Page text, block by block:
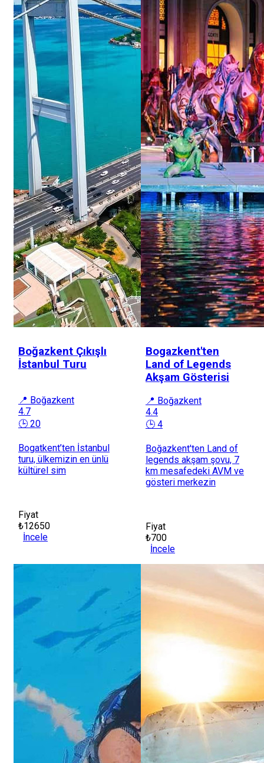
Boğazkent Çıkışlı
İstanbul Turu
📍 Boğazkent
4.7
🕒 20
Bogatkent’ten İstanbul
turu, ülkemizin en ünlü
kültürel sim
Fiyat
₺12650
İncele
Bogazkent'ten
Land of Legends
Akşam Gösterisi
📍 Boğazkent
4.4
🕒 4
Boğazkent'ten Land of
legends akşam şovu, 7
km mesafedeki AVM ve
gösteri merkezin
Fiyat
₺700
İncele